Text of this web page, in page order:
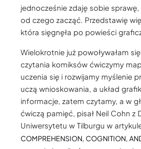
jednocześnie zdaję sobie
od czego zacząć. Przedstawię
która sięgnęła po powieści
Wielokrotnie już powoływałam
czytania komiksów ćwiczymy
uczenia się i rozwijamy myślenie
uczą wnioskowania, a układ
informacje, zatem czytamy, a w
ćwiczą pamięć, pisał Neil Cohn
Uniwersytetu w Tilburgu w
COMPREHENSION, COGNITION,